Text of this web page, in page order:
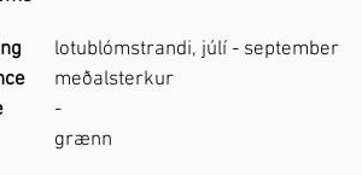
lotublómstrandi, júlí - september
meðalsterkur
-
grænn